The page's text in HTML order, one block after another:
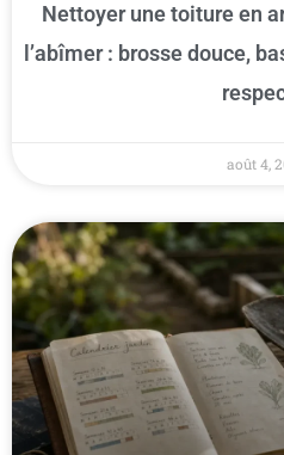
Nettoyer une toiture en
l’abîmer : brosse douce,
août 4,